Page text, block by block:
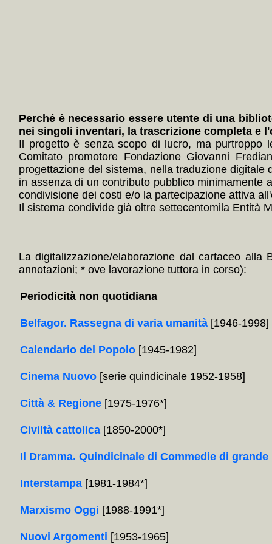
Perché è necessario essere utente di una
nei singoli inventari, la trascrizione completa e
Il progetto è senza scopo di lucro, ma purtroppo
Comitato promotore Fondazione Giovanni
progettazione del sistema, nella traduzione
in assenza di un contributo pubblico minimamente
condivisione dei costi e/o la partecipazione attiva
Il sistema condivide già oltre settecentomila Entità
La digitalizzazione/elaborazione dal cartaceo alla
annotazioni; * ove lavorazione tuttora in corso):
Periodicità non quotidiana
Belfagor. Rassegna di varia umanità [1946-1998]
Calendario del Popolo [1945-1982]
Cinema Nuovo [serie quindicinale 1952-1958]
Città & Regione [1975-1976*]
Civiltà cattolica [1850-2000*]
Il Dramma. Quindicinale di Commedie di grande
Interstampa [1981-1984*]
Marxismo Oggi [1988-1991*]
Nuovi Argomenti [1953-1965]